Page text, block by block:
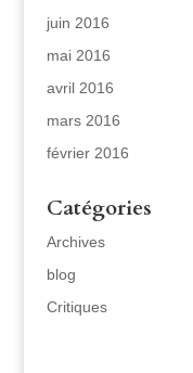
juin 2016
mai 2016
avril 2016
mars 2016
février 2016
Catégories
Archives
blog
Critiques